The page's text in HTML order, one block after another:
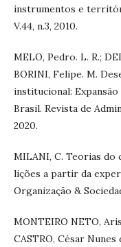
instrumentos e
V.44, n.3, 2010.
MELO, Pedro. L. R.;
BORINI, Felipe. M.
institucional:
Brasil. Revista de
2020.
MILANI, C. Teorias do
lições a partir da
Organização &
MONTEIRO NETO,
CASTRO, César